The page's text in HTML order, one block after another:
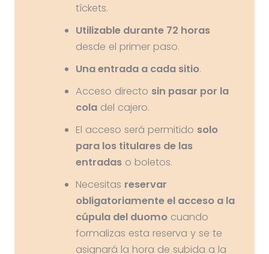
tíckets.
Utilizable durante 72 horas
desde el primer paso.
Una entrada a cada sitio.
Acceso directo sin pasar por la
coladel cajero.
El acceso será permitido solo
para los titulares de las
entradaso boletos.
Necesitas reservar
obligatoriamente el acceso a la
cúpula del duomocuando
formalizas esta reserva y se te
asignará la hora de subida a la